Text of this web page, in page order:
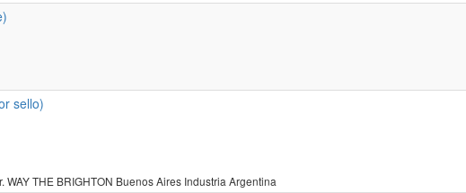
sello)
THE BRIGHTON Buenos Aires Industria Argentina